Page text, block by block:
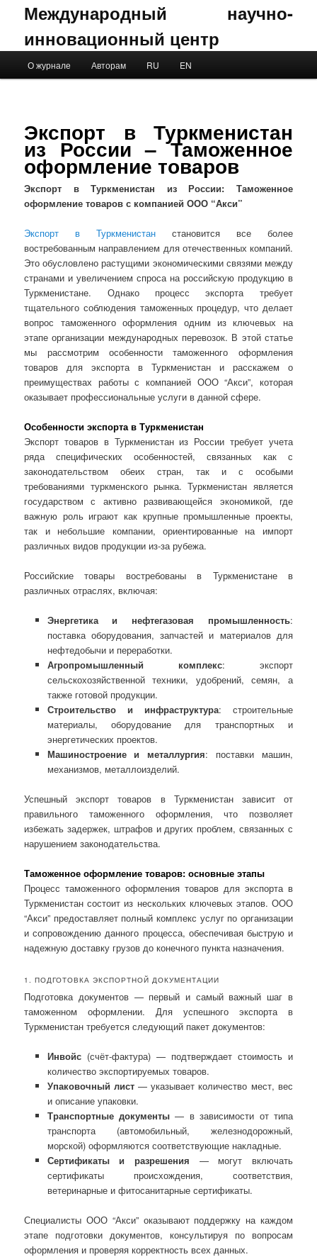
Международный научно-
инновационный центр
Skip to primary content
Skip to secondary content
О журнале Авторам RU EN
Экспорт в Туркменистан
из России – Таможенное
оформление товаров
Экспорт в Туркменистан из России: Таможенное
оформление товаров с компанией ООО “Акси”
Экспорт в Туркменистан становится все более
востребованным направлением для отечественных компаний.
Это обусловлено растущими экономическими связями между
странами и увеличением спроса на российскую продукцию в
Туркменистане. Однако процесс экспорта требует
тщательного соблюдения таможенных процедур, что делает
вопрос таможенного оформления одним из ключевых на
этапе организации международных перевозок. В этой статье
мы рассмотрим особенности таможенного оформления
товаров для экспорта в Туркменистан и расскажем о
преимуществах работы с компанией ООО “Акси”, которая
оказывает профессиональные услуги в данной сфере.
Особенности экспорта в Туркменистан
Экспорт товаров в Туркменистан из России требует учета
ряда специфических особенностей, связанных как с
законодательством обеих стран, так и с особыми
требованиями туркменского рынка. Туркменистан является
государством с активно развивающейся экономикой, где
важную роль играют как крупные промышленные проекты,
так и небольшие компании, ориентированные на импорт
различных видов продукции из-за рубежа.
Российские товары востребованы в Туркменистане в
различных отраслях, включая:
Энергетика и нефтегазовая промышленность:
поставка оборудования, запчастей и материалов для
нефтедобычи и переработки.
Агропромышленный комплекс: экспорт
сельскохозяйственной техники, удобрений, семян, а
также готовой продукции.
Строительство и инфраструктура: строительные
материалы, оборудование для транспортных и
энергетических проектов.
Машиностроение и металлургия: поставки машин,
механизмов, металлоизделий.
Успешный экспорт товаров в Туркменистан зависит от
правильного таможенного оформления, что позволяет
избежать задержек, штрафов и других проблем, связанных с
нарушением законодательства.
Таможенное оформление товаров: основные этапы
Процесс таможенного оформления товаров для экспорта в
Туркменистан состоит из нескольких ключевых этапов. ООО
“Акси” предоставляет полный комплекс услуг по организации
и сопровождению данного процесса, обеспечивая быструю и
надежную доставку грузов до конечного пункта назначения.
1. ПОДГОТОВКА ЭКСПОРТНОЙ ДОКУМЕНТАЦИИ
Подготовка документов — первый и самый важный шаг в
таможенном оформлении. Для успешного экспорта в
Туркменистан требуется следующий пакет документов:
Инвойс(счёт-фактура) — подтверждает стоимость и
количество экспортируемых товаров.
Упаковочный лист— указывает количество мест, вес
и описание упаковки.
Транспортные документы— в зависимости от типа
транспорта (автомобильный, железнодорожный,
морской) оформляются соответствующие накладные.
Сертификаты и разрешения — могут включать
сертификаты происхождения, соответствия,
ветеринарные и фитосанитарные сертификаты.
Специалисты ООО “Акси” оказывают поддержку на каждом
этапе подготовки документов, консультируя по вопросам
оформления и проверяя корректность всех данных.